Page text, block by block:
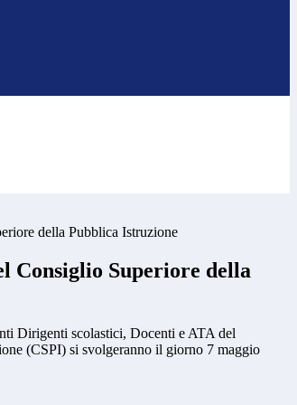
della Pubblica Istruzione
Consiglio Superiore della
Dirigenti scolastici, Docenti e ATA del
(CSPI) si svolgeranno il giorno 7 maggio